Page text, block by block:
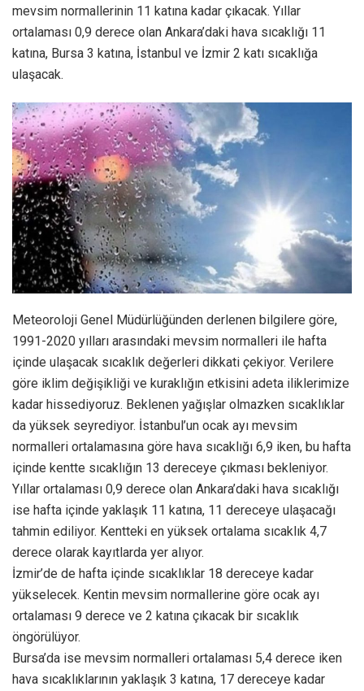
mevsim normallerinin 11 katına kadar çıkacak. Yıllar
ortalaması 0,9 derece olan Ankara’daki hava sıcaklığı 11
katına, Bursa 3 katına, İstanbul ve İzmir 2 katı sıcaklığa
ulaşacak.
Meteoroloji Genel Müdürlüğünden derlenen bilgilere göre,
1991-2020 yılları arasındaki mevsim normalleri ile hafta
içinde ulaşacak sıcaklık değerleri dikkati çekiyor. Verilere
göre iklim değişikliği ve kuraklığın etkisini adeta iliklerimize
kadar hissediyoruz. Beklenen yağışlar olmazken sıcaklıklar
da yüksek seyrediyor. İstanbul’un ocak ayı mevsim
normalleri ortalamasına göre hava sıcaklığı 6,9 iken, bu hafta
içinde kentte sıcaklığın 13 dereceye çıkması bekleniyor.
Yıllar ortalaması 0,9 derece olan Ankara’daki hava sıcaklığı
ise hafta içinde yaklaşık 11 katına, 11 dereceye ulaşacağı
tahmin ediliyor. Kentteki en yüksek ortalama sıcaklık 4,7
derece olarak kayıtlarda yer alıyor.
İzmir’de de hafta içinde sıcaklıklar 18 dereceye kadar
yükselecek. Kentin mevsim normallerine göre ocak ayı
ortalaması 9 derece ve 2 katına çıkacak bir sıcaklık
öngörülüyor.
Bursa’da ise mevsim normalleri ortalaması 5,4 derece iken
hava sıcaklıklarının yaklaşık 3 katına, 17 dereceye kadar